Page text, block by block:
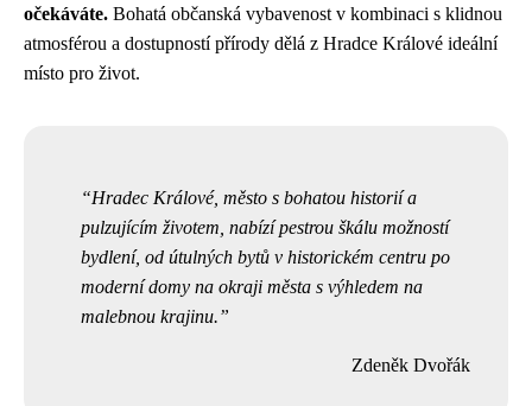
očekáváte. Bohatá občanská vybavenost v kombinaci s klidnou
atmosférou a dostupností přírody dělá z Hradce Králové ideální
místo pro život.
Hradec Králové, město s bohatou historií a
pulzujícím životem, nabízí pestrou škálu možností
bydlení, od útulných bytů v historickém centru po
moderní domy na okraji města s výhledem na
malebnou krajinu.
Zdeněk Dvořák